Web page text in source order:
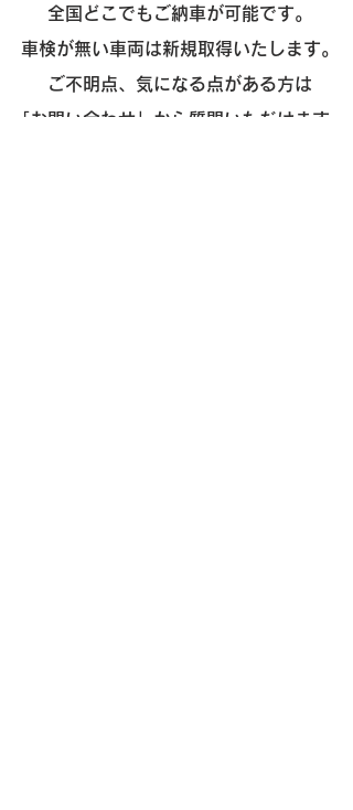
全国どこでもご納車が可能です。
車検が無い車両は新規取得いたします。
ご不明点、気になる点がある方は
「 お問い合わせ」から質問いただけます。